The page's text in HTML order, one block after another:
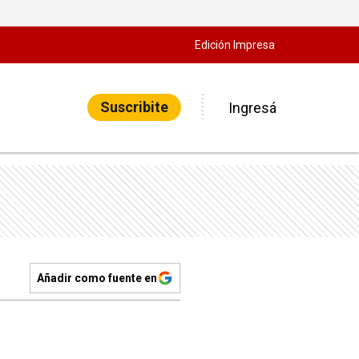
Edición Impresa
Suscribite Ingresá
Añadir como fuente en